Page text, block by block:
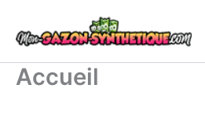
contenu
Accueil